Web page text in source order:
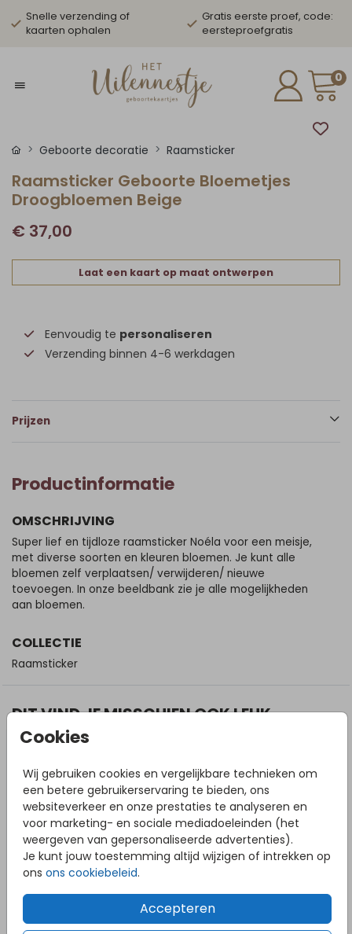
Snelle verzending of
kaarten ophalen
Gratis eerste proef, code:
eersteproefgratis
0
Cookies
Wij gebruiken cookies en vergelijkbare technieken om
een betere gebruikerservaring te bieden, ons
websiteverkeer en onze prestaties te analyseren en
voor marketing- en sociale mediadoeleinden (het
weergeven van gepersonaliseerde advertenties).
Je kunt jouw toestemming altijd wijzigen of intrekken op
ons ons cookiebeleid.
Accepteren
Geboorte decoratie Raamsticker
Raamsticker Geboorte Bloemetjes
Droogbloemen Beige
€ 37,00
Laat een kaart op maat ontwerpen
Eenvoudig te personaliseren
Verzending binnen 4-6 werkdagen
Prijzen
Productinformatie
OMSCHRIJVING
Super lief en tijdloze raamsticker Noéla voor een meisje,
met diverse soorten en kleuren bloemen. Je kunt alle
bloemen zelf verplaatsen/ verwijderen/ nieuwe
toevoegen. In onze beeldbank zie je alle mogelijkheden
aan bloemen.
COLLECTIE
Raamsticker
DIT VIND JE MISSCHIEN OOK LEUK